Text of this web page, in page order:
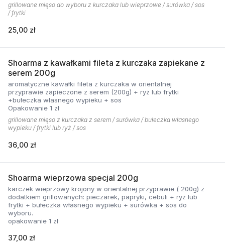
grillowane mięso do wyboru z kurczaka lub wieprzowe / surówka / sos
/ frytki
25,00 zł
Shoarma z kawałkami fileta z kurczaka zapiekane z
serem 200g
aromatyczne kawałki fileta z kurczaka w orientalnej
przyprawie zapieczone z serem (200g) + ryż lub frytki
+bułeczka własnego wypieku + sos
Opakowanie 1 zł
grillowane mięso z kurczaka z serem / surówka / bułeczka własnego
wypieku / frytki lub ryż / sos
36,00 zł
Shoarma wieprzowa specjal 200g
karczek wieprzowy krojony w orientalnej przyprawie ( 200g) z
dodatkiem grillowanych: pieczarek, papryki, cebuli + ryż lub
frytki + bułeczka własnego wypieku + surówka + sos do
wyboru.
opakowanie 1 zł
37,00 zł